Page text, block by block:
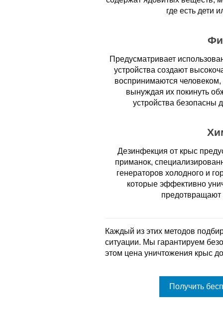
где есть дети
Предусматривает
устройства создают
воспринимаются
вынуждая их покинуть
устройства
Дезинфекция от крыс
приманок,
генераторов холодного и
которые эффективно
предотвращают
Каждый из этих методов
ситуации. Мы гарантируем
этом цена уничтожения крыс
Получить